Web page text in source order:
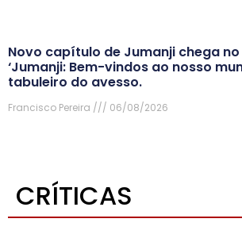
Novo capítulo de Jumanji chega
‘Jumanji: Bem-vindos ao nosso
tabuleiro do avesso.
Francisco Pereira 06/08/2026
CRÍTICAS